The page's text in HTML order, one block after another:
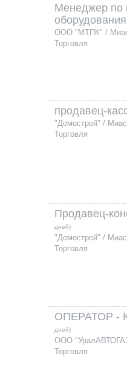
Менеджер по
оборудования
ООО "МТПК" /
Торговля
продавец-
"Домострой" /
Торговля
Продавец-
дней)
"Домострой" /
Торговля
ОПЕРАТОР -
дней)
ООО
Торговля